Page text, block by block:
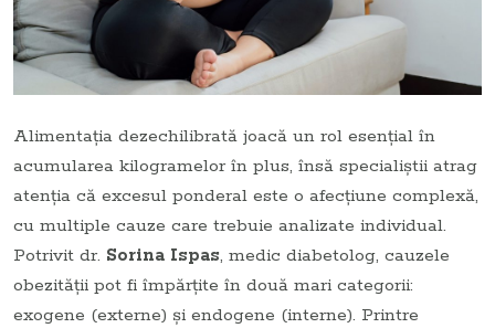
Alimentația dezechilibrată joacă un rol esențial în
acumularea kilogramelor în plus, însă specialiștii atrag
atenția că excesul ponderal este o afecțiune complexă,
cu multiple cauze care trebuie analizate individual.
Potrivit dr. Sorina Ispas, medic diabetolog, cauzele
obezității pot fi împărțite în două mari categorii:
exogene (externe) și endogene (interne). Printre